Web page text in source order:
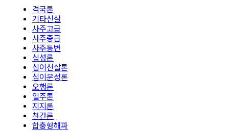
격국론
기타신살
사주고급
사주중급
사주통변
십성론
십이신살론
십이운성론
오행론
일주론
지지론
천간론
합충형해파